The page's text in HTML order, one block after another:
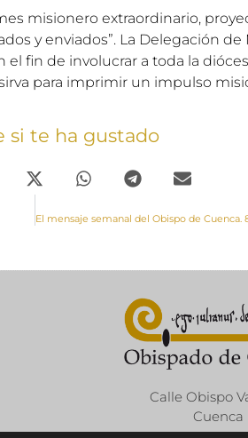
misionero extraordinario,
y enviados”. La Delegación de
fin de involucrar a toda la
para imprimir un impulso
si te ha gustado
Calle Obispo
Cuenca